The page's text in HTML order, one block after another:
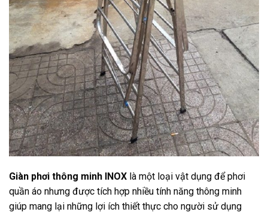
Giàn phơi thông minh INOX là một loại vật dụng để phơi
quần áo nhưng được tích hợp nhiều tính năng thông minh
giúp mang lại những lợi ích thiết thực cho người sử dụng